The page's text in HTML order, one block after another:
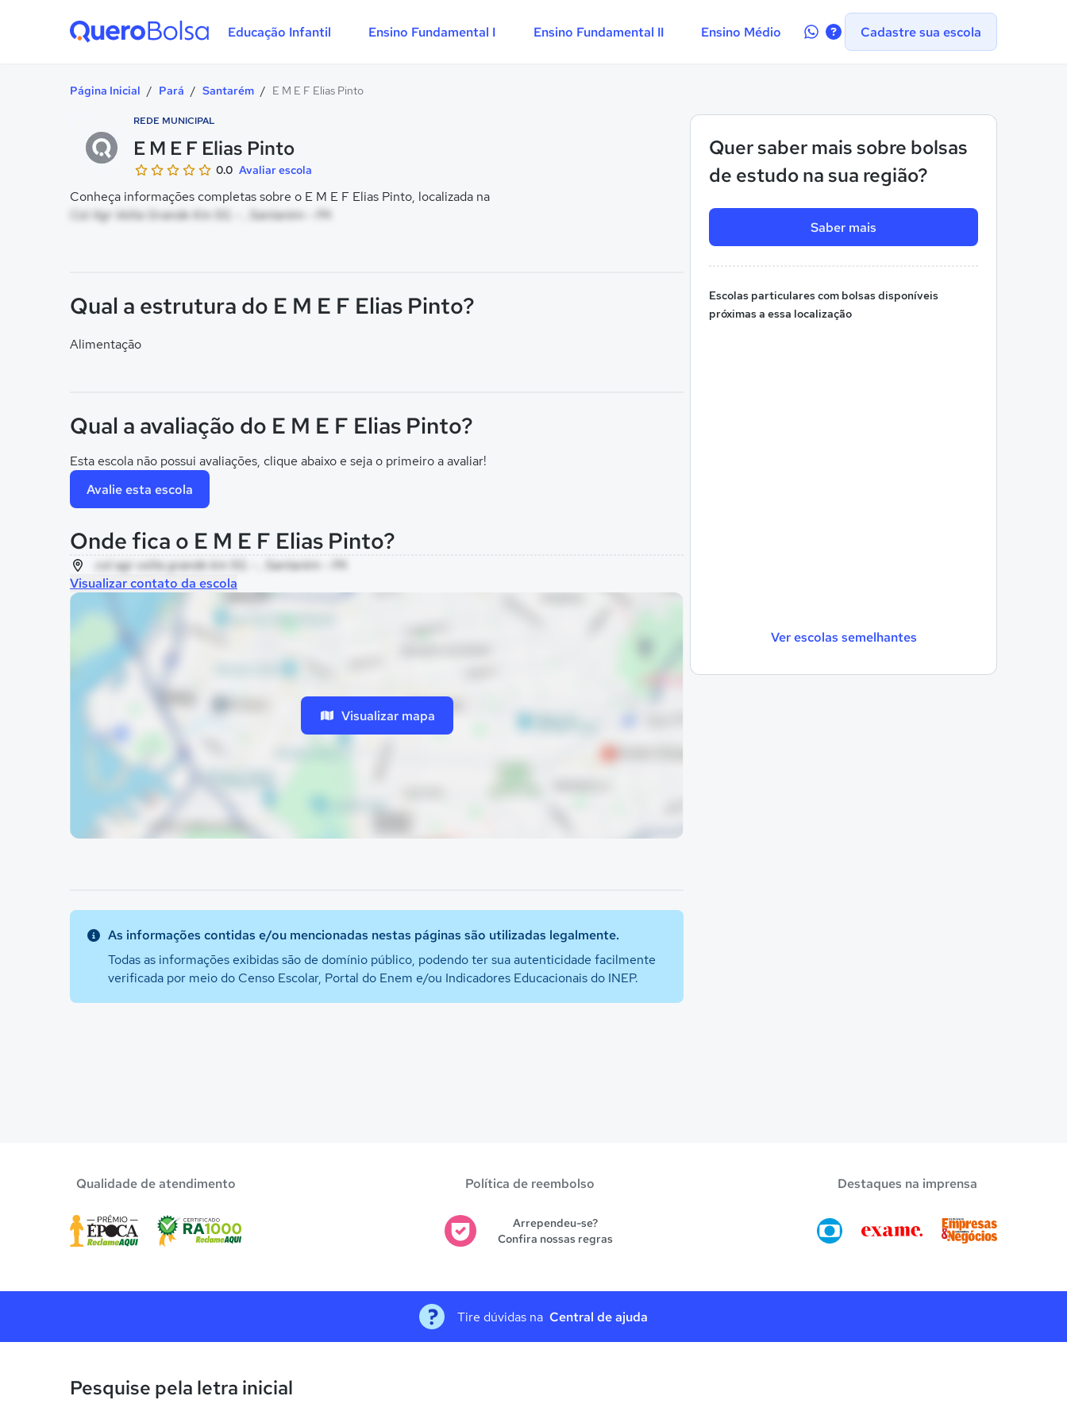
Educação Infantil Ensino Fundamental I Ensino Fundamental II Ensino Médio
Contate-Cadastre sua escola
Página Inicial / Pará / Santarém / E M E F Elias Pinto
REDE MUNICIPAL
E M E F Elias Pinto
0.0 Avaliar escola
Conheça informações completas sobre o E M E F Elias Pinto, localizada na
Col Agr Volta Grande Km 50, - , Santarém - PA
Quer saber mais sobre bolsas
de estudo na sua região?
Saber mais
Escolas particulares com bolsas disponíveis
próximas a essa localização
Ver escolas semelhantes
Qual a estrutura do E M E F Elias Pinto?
Alimentação
Qual a avaliação do E M E F Elias Pinto?
Esta escola não possui avaliações, clique abaixo e seja o primeiro a avaliar!
Avalie esta escola
Onde fica o E M E F Elias Pinto?
col agr volta grande km 50, - , Santarém - PA
Visualizar contato da escola
Visualizar mapa
As informações contidas e/ou mencionadas nestas páginas são utilizadas legalmente.
Todas as informações exibidas são de domínio público, podendo ter sua autenticidade facilmente
verificada por meio do Censo Escolar, Portal do Enem e/ou Indicadores Educacionais do INEP.
Qualidade de atendimento Política de reembolso
Arrependeu-se?
Confira nossas regras
Destaques na imprensa
Tire dúvidas na Central de ajuda
Pesquise pela letra inicial